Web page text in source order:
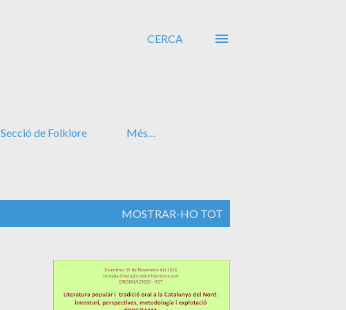
CERCA
Secció de Folklore Més…
MOSTRAR-HO TOT